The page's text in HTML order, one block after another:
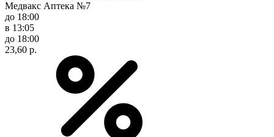
Медвакс Аптека №7
до 18:00
в 13:05
до 18:00
23,60 р.